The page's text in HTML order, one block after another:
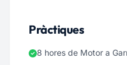
Pràctiques
8 hores de Motor a